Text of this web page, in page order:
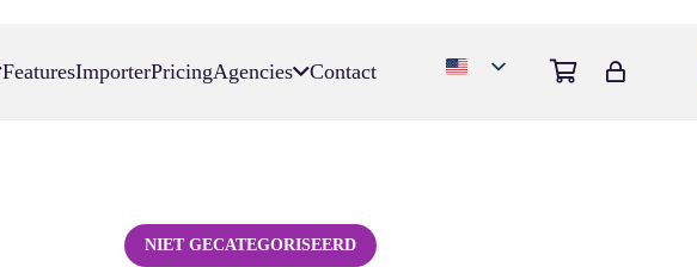
FeaturesImporterPricingAgencies Contact
NIET GECATEGORISEERD